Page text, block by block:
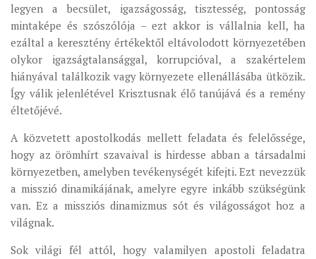
legyen a becsület, igazságosság, tisztesség, pontosság
mintaképe és szószólója – ezt akkor is vállalnia kell, ha
ezáltal a keresztény értékektől eltávolodott környezetében
olykor igazságtalansággal, korrupcióval, a szakértelem
hiányával találkozik vagy környezete ellenállásába ütközik.
Így válik jelenlétével Krisztusnak élő tanújává és a remény
éltetőjévé.
A közvetett apostolkodás mellett feladata és felelőssége,
hogy az örömhírt szavaival is hirdesse abban a társadalmi
környezetben, amelyben tevékenységét kifejti. Ezt nevezzük
a misszió dinamikájának, amelyre egyre inkább szükségünk
van. Ez a missziós dinamizmus sót és világosságot hoz a
világnak.
Sok világi fél attól, hogy valamilyen apostoli feladatra